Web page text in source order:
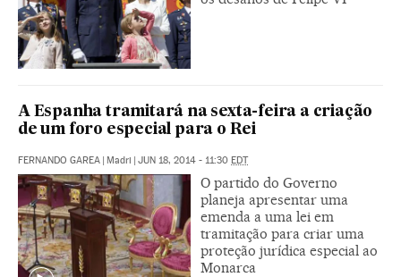
A Espanha tramitará na sexta-feira a criação
de um foro especial para o Rei
FERNANDO GAREA | Madri | JUN 18, 2014 - 11:30 EDT
O partido do Governo
planeja apresentar uma
emenda a uma lei em
tramitação para criar uma
proteção jurídica especial ao
Monarca